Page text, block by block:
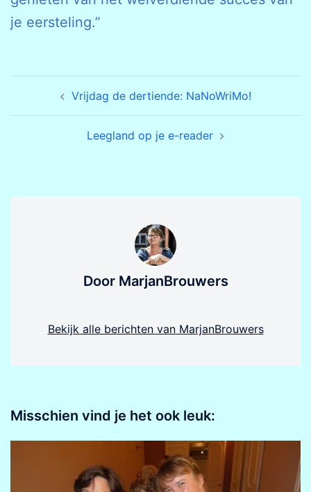
je eersteling.”
navigatieVrijdag de dertiende: NaNoWriMo!
Leegland op je e-reader
Door MarjanBrouwers
Bekijk alle berichten van MarjanBrouwers
Misschien vind je het ook leuk: